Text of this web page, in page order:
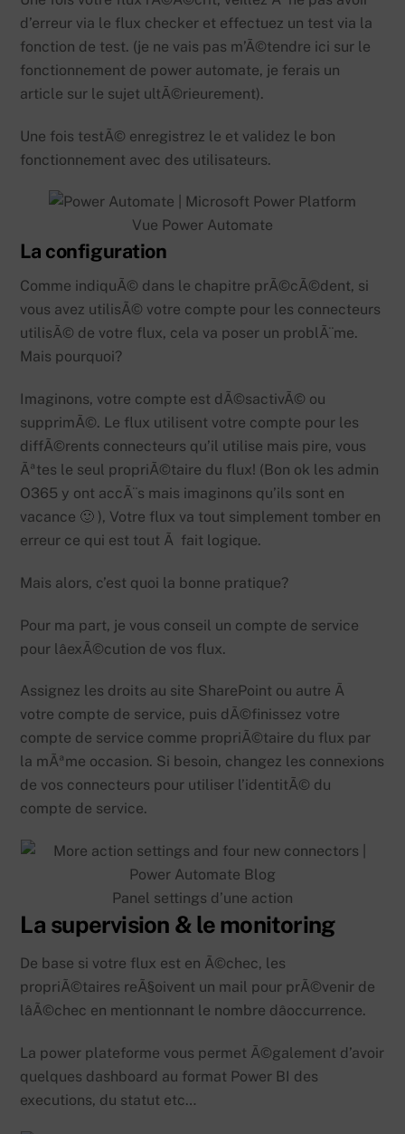
d’erreur via le flux checker et effectuez un test via la
fonction de test. (je ne vais pas m’Ã©tendre ici sur le
fonctionnement de power automate, je ferais un
article sur le sujet ultÃ©rieurement).
Une fois testÃ© enregistrez le et validez le bon
fonctionnement avec des utilisateurs.
Vue Power Automate
La configuration
Comme indiquÃ© dans le chapitre prÃ©cÃ©dent, si
vous avez utilisÃ© votre compte pour les connecteurs
utilisÃ© de votre flux, cela va poser un problÃ¨me.
Mais pourquoi?
Imaginons, votre compte est dÃ©sactivÃ© ou
supprimÃ©. Le flux utilisent votre compte pour les
diffÃ©rents connecteurs qu’il utilise mais pire, vous
Ãªtes le seul propriÃ©taire du flux! (Bon ok les admin
O365 y ont accÃ¨s mais imaginons qu’ils sont en
vacance 🙂 ), Votre flux va tout simplement tomber en
erreur ce qui est tout Ã fait logique.
Mais alors, c’est quoi la bonne pratique?
Pour ma part, je vous conseil un compte de service
pour lâexÃ©cution de vos flux.
Assignez les droits au site SharePoint ou autre Ã
votre compte de service, puis dÃ©finissez votre
compte de service comme propriÃ©taire du flux par
la mÃªme occasion. Si besoin, changez les connexions
de vos connecteurs pour utiliser l’identitÃ© du
compte de service.
Panel settings d’une action
La supervision & le monitoring
De base si votre flux est en Ã©chec, les
propriÃ©taires reÃ§oivent un mail pour prÃ©venir de
lâÃ©chec en mentionnant le nombre dâoccurrence.
La power plateforme vous permet Ã©galement d’avoir
quelques dashboard au format Power BI des
executions, du statut etc…